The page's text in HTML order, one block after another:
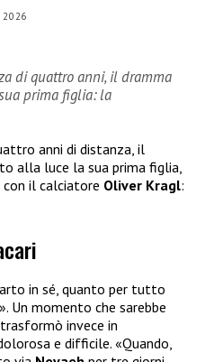
2026
di quattro anni, il dramma
prima figlia: la
anni di distanza, il
alla luce la sua prima figlia,
il calciatore Oliver Kragl:
in sé, quanto per tutto
Un momento che sarebbe
invece in
e difficile. «Quando,